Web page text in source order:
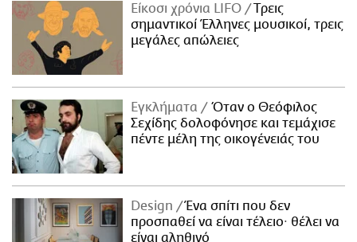
Είκοσι χρόνια LIFO
Tρεις
σημαντικοί Έλληνες μουσικοί, τρεις
μεγάλες απώλειες
Εγκλήματα
Όταν ο Θεόφιλος
Σεχίδης δολοφόνησε και τεμάχισε
πέντε μέλη της οικογένειάς του
Design
Ένα σπίτι που δεν
προσπαθεί να είναι τέλειο· θέλει να
είναι αληθινό